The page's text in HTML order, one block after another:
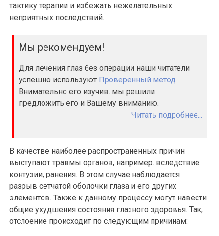
тактику терапии и избежать нежелательных
неприятных последствий.
Мы рекомендуем!
Для лечения глаз без операции наши читатели
успешно используют Проверенный метод.
Внимательно его изучив, мы решили
предложить его и Вашему вниманию.
Читать подробнее...
В качестве наиболее распространенных причин
выступают травмы органов, например, вследствие
контузии, ранения. В этом случае наблюдается
разрыв сетчатой оболочки глаза и его других
элементов. Также к данному процессу могут навести
общие ухудшения состояния глазного здоровья. Так,
отслоение происходит по следующим причинам: